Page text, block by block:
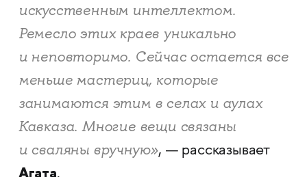
искусственным интеллектом.
Ремесло этих краев уникально
и неповторимо. Сейчас остается все
меньше мастериц, которые
занимаются этим в селах и аулах
Кавказа. Многие вещи связаны
и сваляны вручную», — рассказывает
Агата